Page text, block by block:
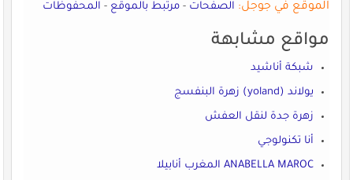
الموقع في جوجل: الصفحات-مرتبط بالموقع-المحفوظات
مواقع مشابهة
شبكة أناشيد
يولاند (yoland) زهرة البنفسج
زهرة جدة لنقل العفش
أنا تكنولوجي
ANABELLA MAROC المغرب أنابيلا